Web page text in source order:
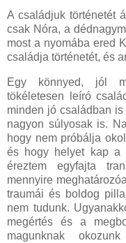
A családjuk történetét
csak Nóra, a
most a nyomába ered
családja történetét, és
Egy könnyed, jól
tökéletesen leíró
minden jó családban
nagyon súlyosak is.
hogy nem próbálja
és hogy helyet kap a
éreztem egyfajta
mennyire
traumái és boldog
nem tudunk.
megértés és a
magunknak